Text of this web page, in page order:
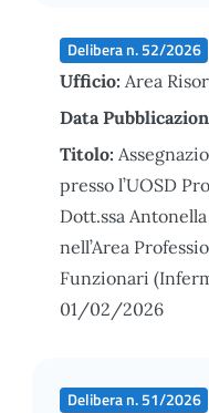
Delibera n. 52/2026
Ufficio: Area
Data
Titolo:
presso l’UOSD
Dott.ssa
nell’Area
Funzionari
01/02/2026
Delibera n. 51/2026